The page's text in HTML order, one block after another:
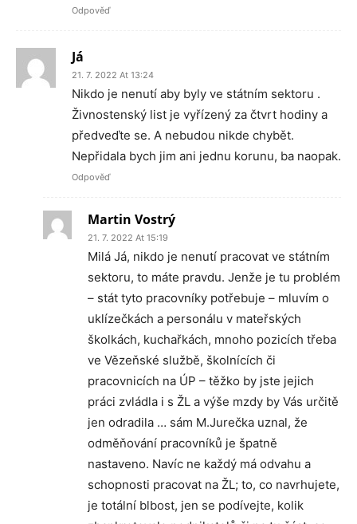
Odpověď
Já
21. 7. 2022 At 13:24
Nikdo je nenutí aby byly ve státním sektoru .
Živnostenský list je vyřízený za čtvrt hodiny a
předveďte se. A nebudou nikde chybět.
Nepřidala bych jim ani jednu korunu, ba naopak.
Odpověď
Martin Vostrý
21. 7. 2022 At 15:19
Milá Já, nikdo je nenutí pracovat ve státním
sektoru, to máte pravdu. Jenže je tu problém
– stát tyto pracovníky potřebuje – mluvím o
uklízečkách a personálu v mateřských
školkách, kuchařkách, mnoho pozicích třeba
ve Vězeňské službě, školnících či
pracovnicích na ÚP – těžko by jste jejich
práci zvládla i s ŽL a výše mzdy by Vás určitě
jen odradila … sám M.Jurečka uznal, že
odměňování pracovníků je špatně
nastaveno. Navíc ne každý má odvahu a
schopnosti pracovat na ŽL; to, co navrhujete,
je totální blbost, jen se podívejte, kolik